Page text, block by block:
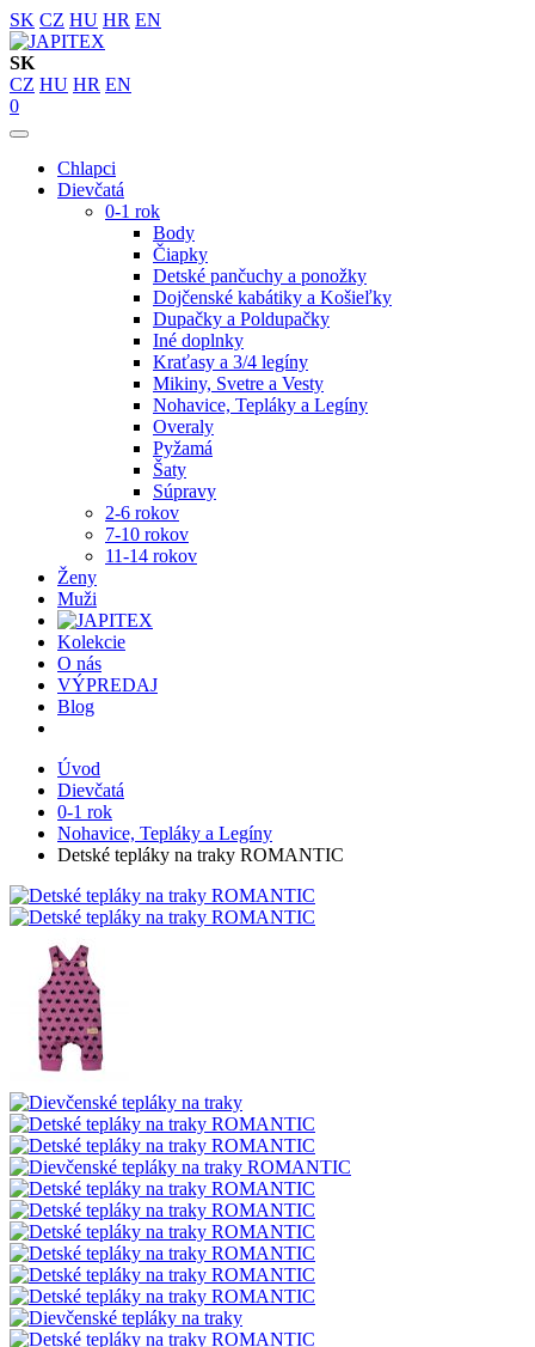
SK CZ HU HR EN
SK
CZ HU HR EN
0
Chlapci
Dievčatá
0-1 rok
Body
Čiapky
Detské pančuchy a ponožky
Dojčenské kabátiky a Košieľky
Dupačky a Poldupačky
Iné doplnky
Kraťasy a 3/4 legíny
Mikiny, Svetre a Vesty
Nohavice, Tepláky a Legíny
Overaly
Pyžamá
Šaty
Súpravy
2-6 rokov
7-10 rokov
11-14 rokov
Ženy
Muži
Kolekcie
O nás
VÝPREDAJ
Blog
Úvod
Dievčatá
0-1 rok
Nohavice, Tepláky a Legíny
Detské tepláky na traky ROMANTIC